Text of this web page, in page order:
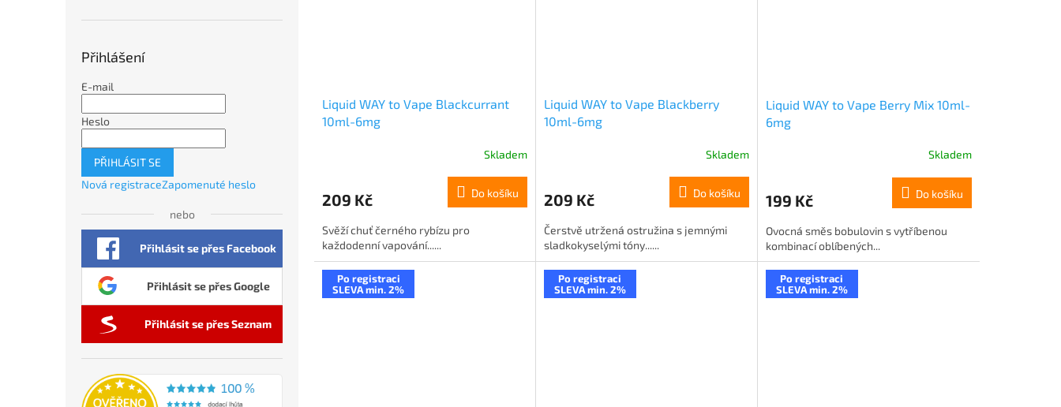
Přihlášení
E-mail
Heslo
PŘIHLÁSIT SE
Nová registraceZapomenuté heslo
nebo
Přihlásit se přes Facebook
Přihlásit se přes Google
Přihlásit se přes Seznam
Liquid WAY to Vape Blackcurrant
10ml-6mg
Skladem
209 Kč Do košíku
Svěží chuť černého rybízu pro
každodenní vapování......
Liquid WAY to Vape Blackberry
10ml-6mg
Skladem
209 Kč Do košíku
Čerstvě utržená ostružina s jemnými
sladkokyselými tóny......
Liquid WAY to Vape Berry Mix 10ml-
6mg
Skladem
199 Kč Do košíku
Ovocná směs bobulovin s vytříbenou
kombinací oblíbených...
Po registraci
SLEVA min. 2%
Po registraci
SLEVA min. 2%
Po registraci
SLEVA min. 2%